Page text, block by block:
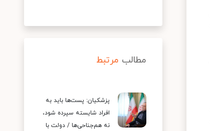
مطالب مرتبط
پزشکیان: پست‌ها باید به
افراد شایسته سپرده شود،
نه هم‌جناحی‌ها / دولت با